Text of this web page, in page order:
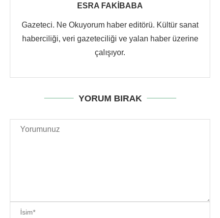
ESRA FAKIBABA
Gazeteci. Ne Okuyorum haber editörü. Kültür sanat
haberciliği, veri gazeteciliği ve yalan haber üzerine
çalışıyor.
YORUM BIRAK